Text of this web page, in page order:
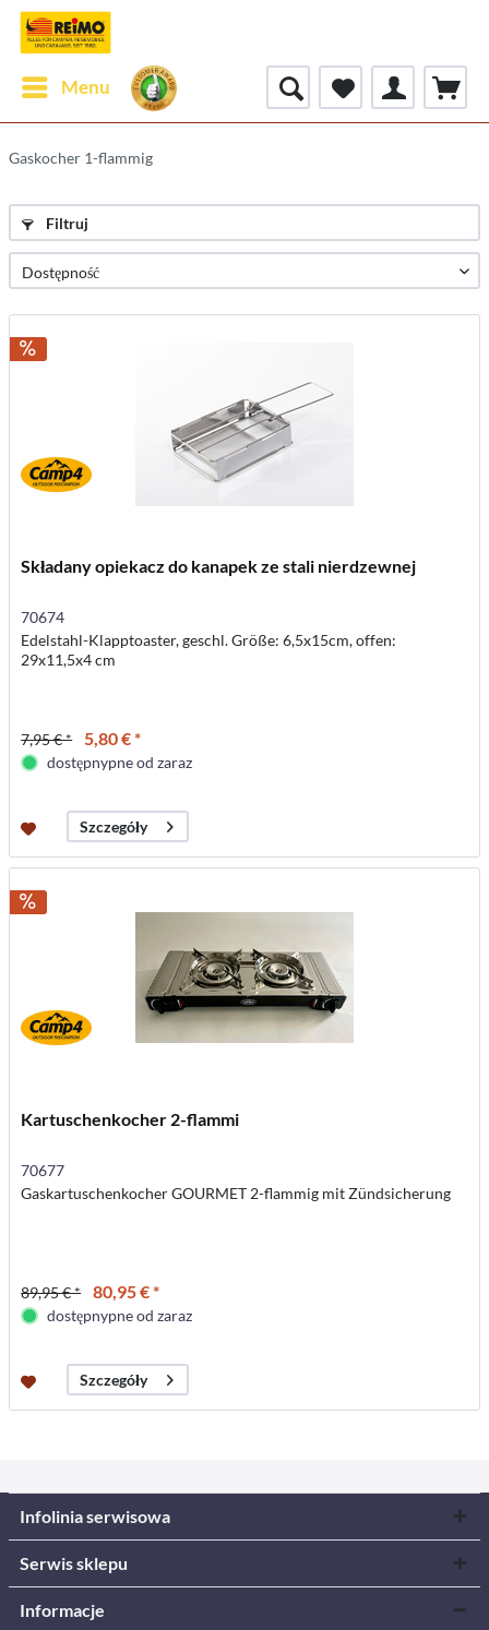
Menu
Gaskocher 1-flammig
Filtruj
Składany opiekacz do kanapek ze stali nierdzewnej
70674
Edelstahl-Klapptoaster, geschl. Größe: 6,5x15cm, offen:
29x11,5x4 cm
7,95 € * 5,80 € *
dostępnypne od zaraz
Szczegóły
Kartuschenkocher 2-flammi
70677
Gaskartuschenkocher GOURMET 2-flammig mit Zündsicherung
89,95 € * 80,95 € *
dostępnypne od zaraz
Szczegóły
Infolinia serwisowa
Serwis sklepu
Informacje